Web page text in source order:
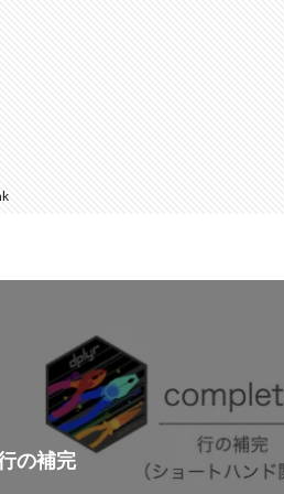
の補完